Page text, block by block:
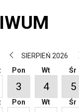
SIERPIEŃ 2026
Pon
3
Wt
4
Śr
5
Pon Wt Śr